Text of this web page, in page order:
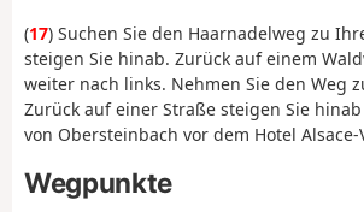
(17) Suchen Sie den Haarnadelweg zu
steigen Sie hinab. Zurück auf einem
weiter nach links. Nehmen Sie den Weg
Zurück auf einer Straße steigen Sie
von Obersteinbach vor dem Hotel Alsace-
Wegpunkte